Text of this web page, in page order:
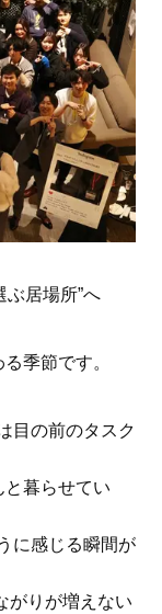
ぶ居場所”へ
季節です。
目の前のタスク
暮らせてい
に感じる瞬間が
がりが増えない